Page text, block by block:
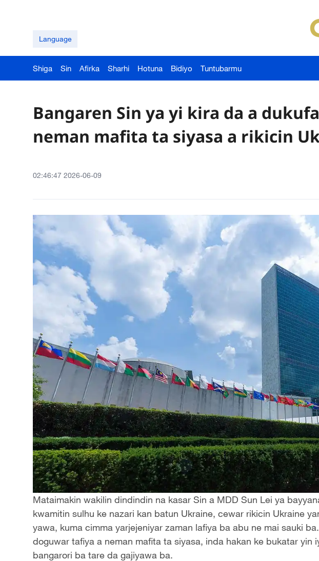
Language
Shiga Sin Afirka Sharhi Hotuna Bidiyo Tuntubarmu
Bangaren Sin ya yi kira da a
neman mafita ta siyasa a rikicin
02:46:47 2026-06-09
Mataimakin wakilin dindindin na kasar Sin a MDD Sun Lei ya
kwamitin sulhu ke nazari kan batun Ukraine, cewar rikicin Ukraine
yawa, kuma cimma yarjejeniyar zaman lafiya ba abu ne mai sauki
doguwar tafiya a neman mafita ta siyasa, inda hakan ke bukatar yin
bangarori ba tare da gajiyawa ba.